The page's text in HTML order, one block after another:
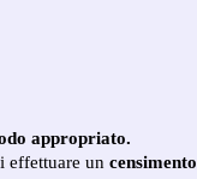
appropriato.
effettuare un censimento